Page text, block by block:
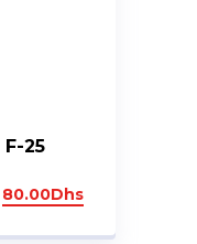
F-25
80.00Dhs